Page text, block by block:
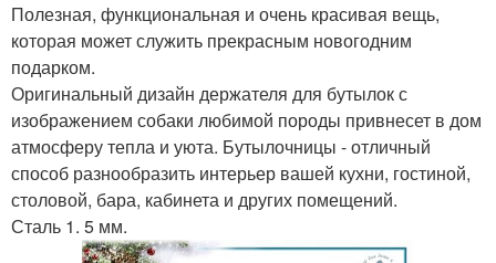
Полезная, функциональная и очень красивая вещь,
которая может служить прекрасным новогодним
подарком.
Оригинальный дизайн держателя для бутылок с
изображением собаки любимой породы привнесет в дом
атмосферу тепла и уюта. Бутылочницы - отличный
способ разнообразить интерьер вашей кухни, гостиной,
столовой, бара, кабинета и других помещений.
Сталь 1. 5 мм.